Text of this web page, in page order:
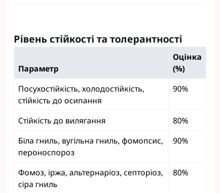
Рівень стійкості та толерантності
Параметр
Оцінка
(%)
Посухостійкість, холодостійкість,
стійкість до осипання
90%
Стійкість до вилягання
80%
Біла гниль, вугільна гниль, фомопсис,
пероноспороз
90%
Фомоз, іржа, альтернаріоз, септоріоз,
сіра гниль
80%